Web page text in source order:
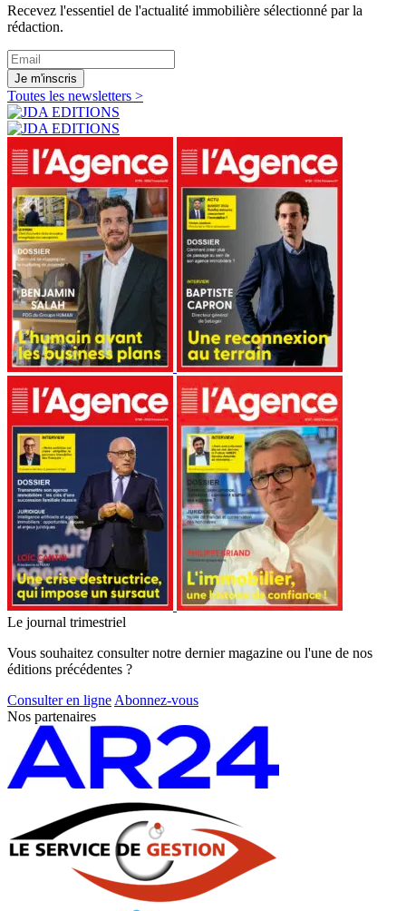
Recevez l'essentiel de l'actualité immobilière sélectionné par la
rédaction.
Je m'inscris
Toutes les newsletters >
Le journal trimestriel
Vous souhaitez consulter notre dernier magazine ou l'une de nos
éditions précédentes ?
Consulter en ligne Abonnez-vous
Nos partenaires